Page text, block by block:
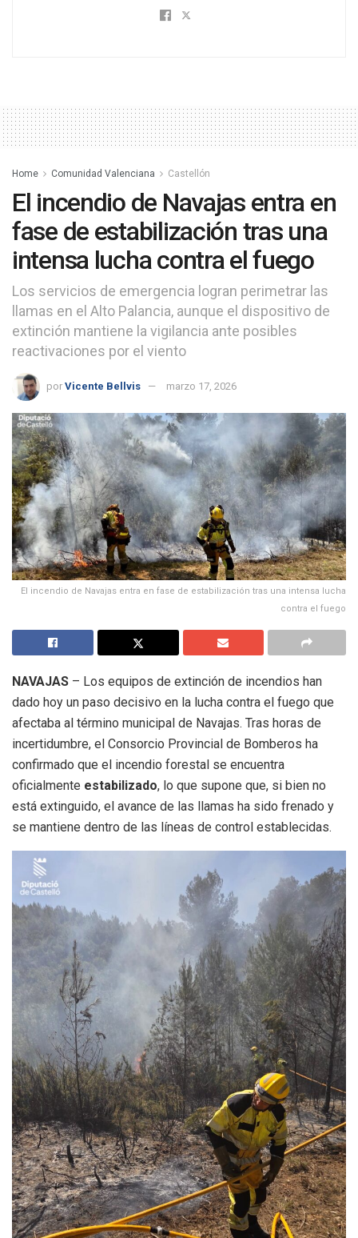
Home Comunidad Valenciana Castellón
El incendio de Navajas entra en
fase de estabilización tras una
intensa lucha contra el fuego
Los servicios de emergencia logran perimetrar las
llamas en el Alto Palancia, aunque el dispositivo de
extinción mantiene la vigilancia ante posibles
reactivaciones por el viento
por Vicente Bellvis marzo 17, 2026
El incendio de Navajas entra en fase de estabilización tras una intensa lucha
contra el fuego
NAVAJAS – Los equipos de extinción de incendios han
dado hoy un paso decisivo en la lucha contra el fuego que
afectaba al término municipal de Navajas. Tras horas de
incertidumbre, el Consorcio Provincial de Bomberos ha
confirmado que el incendio forestal se encuentra
oficialmente estabilizado, lo que supone que, si bien no
está extinguido, el avance de las llamas ha sido frenado y
se mantiene dentro de las líneas de control establecidas.